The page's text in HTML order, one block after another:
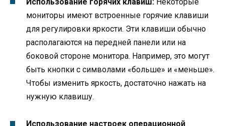
мониторы имеют встроенные горячие клавиши
для регулировки яркости. Эти клавиши обычно
располагаются на передней панели или на
боковой стороне монитора. Например, это могут
быть кнопки с символами «больше» и «меньше».
Чтобы изменить яркость, достаточно нажать на
нужную клавишу.
Использование настроек операционной